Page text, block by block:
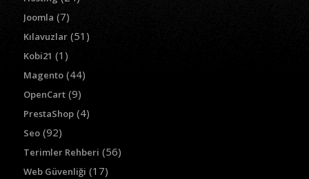
Joomla (7)
Kılavuzlar(51)
Kobi21 (1)
Magento(44)
OpenCart(9)
PrestaShop(4)
Seo(92)
Terimler Rehberi (56)
Web Güvenliği (17)